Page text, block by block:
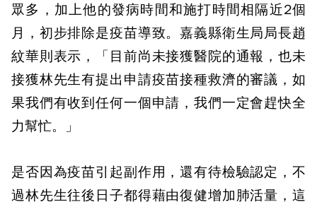
眾多，加上他的發病時間和施打時間相隔近2個
月，初步排除是疫苗導致。嘉義縣衛生局局長趙
紋華則表示，「目前尚未接獲醫院的通報，也未
接獲林先生有提出申請疫苗接種救濟的審議，如
果我們有收到任何一個申請，我們一定會趕快全
力幫忙。」
是否因為疫苗引起副作用，還有待檢驗認定，不
過林先生往後日子都得藉由復健增加肺活量，這